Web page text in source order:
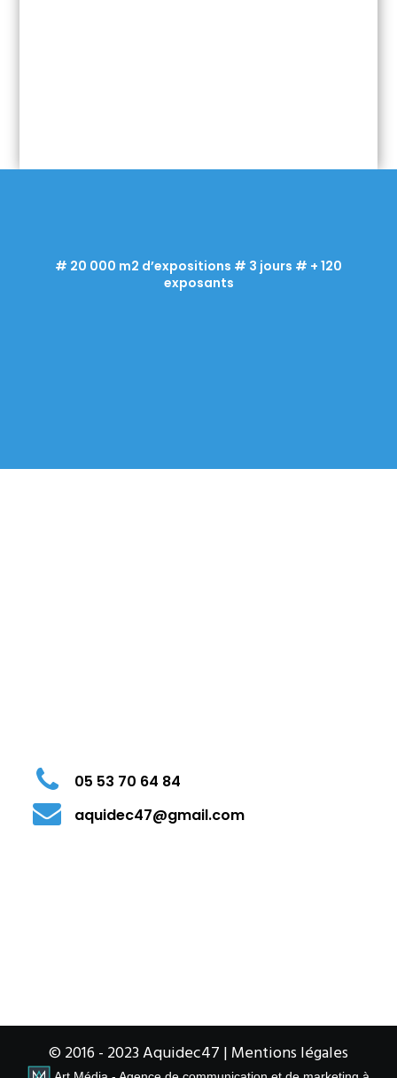
# 20 000 m2 d’expositions # 3 jours # + 120
exposants
05 53 70 64 84
aquidec47@gmail.com
© 2016 - 2023 Aquidec47 |Mentions légales